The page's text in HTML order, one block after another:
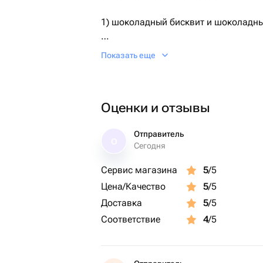
1) шоколадный бисквит и
2) ванильный бисквит, ванильный
Необходимый Вариант можно
Дизайн также можно обговорить
Показать еще
Оценки и отзывы
Отправитель
Сегодня
Сервис магазина 5/5
Цена/Качество
5/5
Доставка
5/5
Соответствие
4/5